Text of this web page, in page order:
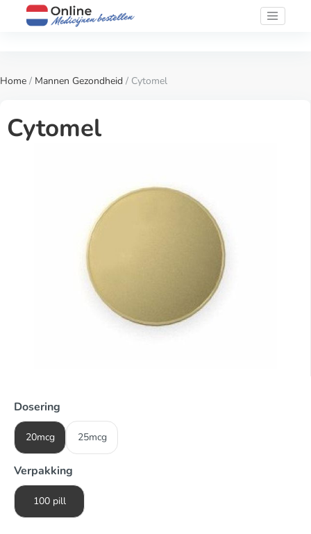
Home / Mannen Gezondheid / Cytomel
Cytomel
Dosering
20mcg 25mcg
Verpakking
100 pill